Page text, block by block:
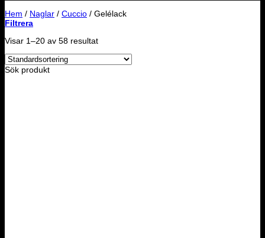
Hem / Naglar / Cuccio / Gelélack
Filtrera
Visar 1–20 av 58 resultat
Sök produkt